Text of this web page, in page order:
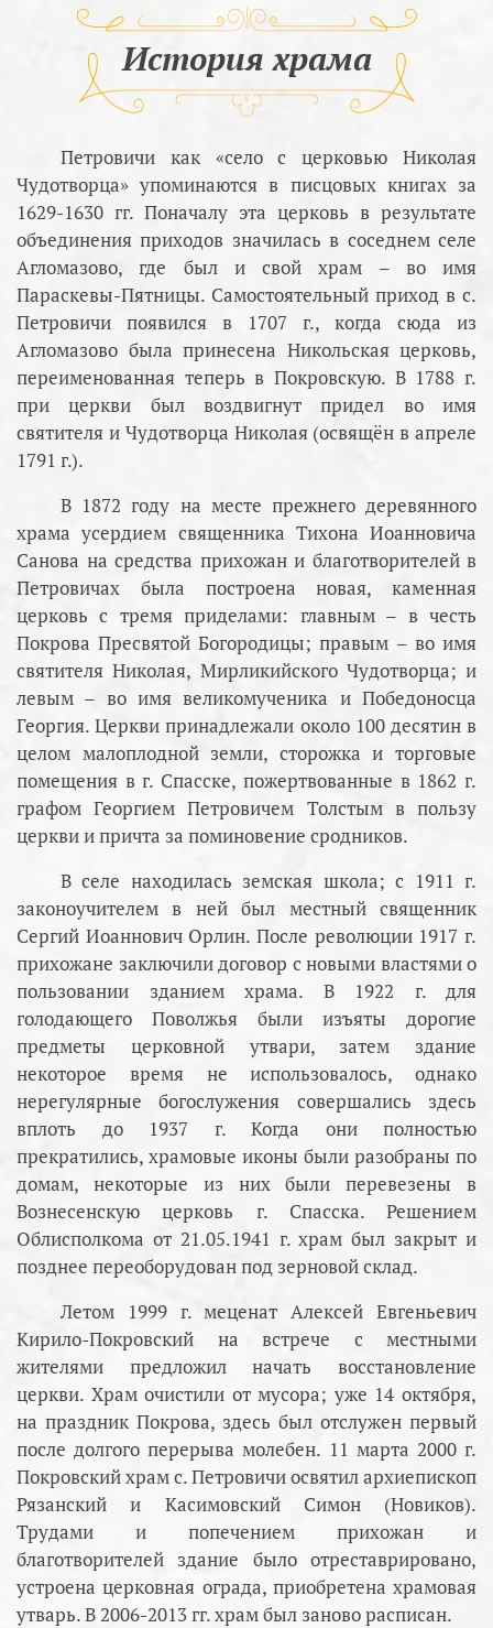
История храма
Петровичи как «село с церковью Николая
Чудотворца» упоминаются в писцовых книгах за
1629-1630 гг. Поначалу эта церковь в результате
объединения приходов значилась в соседнем селе
Агломазово, где был и свой храм – во имя
Параскевы-Пятницы. Самостоятельный приход в с.
Петровичи появился в 1707 г., когда сюда из
Агломазово была принесена Никольская церковь,
переименованная теперь в Покровскую. В 1788 г.
при церкви был воздвигнут придел во имя
святителя и Чудотворца Николая (освящён в апреле
1791 г.).
В 1872 году на месте прежнего деревянного
храма усердием священника Тихона Иоанновича
Санова на средства прихожан и благотворителей в
Петровичах была построена новая, каменная
церковь с тремя приделами: главным – в честь
Покрова Пресвятой Богородицы; правым – во имя
святителя Николая, Мирликийского Чудотворца; и
левым – во имя великомученика и Победоносца
Георгия. Церкви принадлежали около 100 десятин в
целом малоплодной земли, сторожка и торговые
помещения в г. Спасске, пожертвованные в 1862 г.
графом Георгием Петровичем Толстым в пользу
церкви и причта за поминовение сродников.
В селе находилась земская школа; с 1911 г.
законоучителем в ней был местный священник
Сергий Иоаннович Орлин. После революции 1917 г.
прихожане заключили договор с новыми властями о
пользовании зданием храма. В 1922 г. для
голодающего Поволжья были изъяты дорогие
предметы церковной утвари, затем здание
некоторое время не использовалось, однако
нерегулярные богослужения совершались здесь
вплоть до 1937 г. Когда они полностью
прекратились, храмовые иконы были разобраны по
домам, некоторые из них были перевезены в
Вознесенскую церковь г. Спасска. Решением
Облисполкома от 21.05.1941 г. храм был закрыт и
позднее переоборудован под зерновой склад.
Летом 1999 г. меценат Алексей Евгеньевич
Кирило-Покровский на встрече с местными
жителями предложил начать восстановление
церкви. Храм очистили от мусора; уже 14 октября,
на праздник Покрова, здесь был отслужен первый
после долгого перерыва молебен. 11 марта 2000 г.
Покровский храм с. Петровичи освятил архиепископ
Рязанский и Касимовский Симон (Новиков).
Трудами и попечением прихожан и
благотворителей здание было отреставрировано,
устроена церковная ограда, приобретена храмовая
утварь. В 2006-2013 гг. храм был заново расписан.